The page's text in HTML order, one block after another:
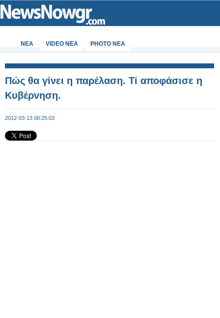
ΝΕΑ VIDEO NEA PHOTO NEA
Πώς θα γίνει η παρέλαση. Τί αποφάσισε η
Κυβέρνηση.
2012-03-13 08:25:03